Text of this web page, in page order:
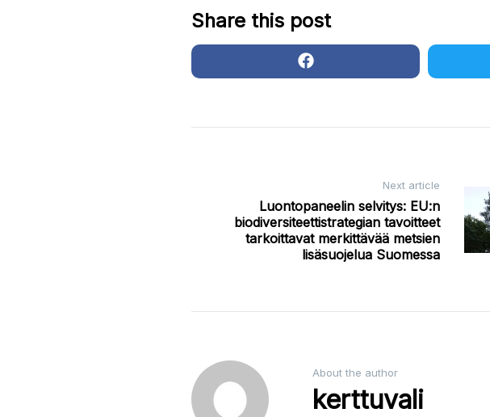
Share this post
navigation
Next article
Luontopaneelin selvitys: EU:n
biodiversiteettistrategian tavoitteet
tarkoittavat merkittävää metsien
lisäsuojelua Suomessa
About the author
kerttuvali